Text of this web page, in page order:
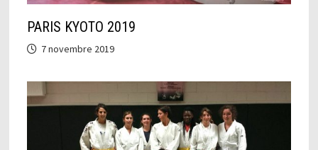
PARIS KYOTO 2019
7 novembre 2019